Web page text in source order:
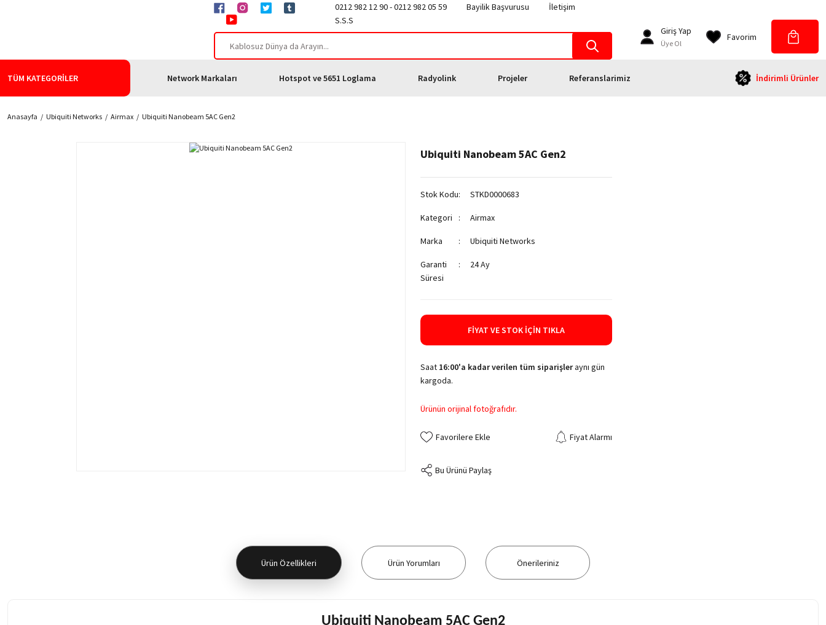
0212 982 12 90 - 0212 982 05 59 Bayilik Başvurusu
İletişim
S.S.S
Giriş Yap
Üye Ol
Favorim
TÜM KATEGORİLER Network Markaları Hotspot ve 5651 Loglama Radyolink Projeler Referanslarimiz İndirimli Ürünler
Anasayfa Ubiquiti Networks Airmax Ubiquiti Nanobeam 5AC Gen2
Ubiquiti Nanobeam 5AC Gen2
Stok Kodu STKD0000683
Kategori Airmax
Marka Ubiquiti Networks
Garanti
Süresi
24 Ay
FIYAT VE STOK İÇIN TIKLA
Saat 16:00'a kadar verilen tüm siparişleraynı gün
kargoda.
Ürünün orijinal fotoğrafıdır.
Fiyat Alarmı
Bu Ürünü Paylaş
Ürün Özellikleri Ürün Yorumları Önerileriniz
Ubiquiti Nanobeam 5AC Gen2